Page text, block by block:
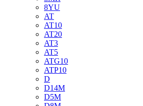
8YU
AT
AT10
AT20
AT3
AT5
ATG10
ATP10
D
D14M
D5M